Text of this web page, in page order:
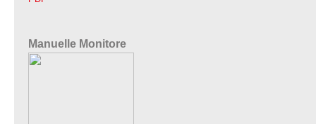
Manuelle Monitore